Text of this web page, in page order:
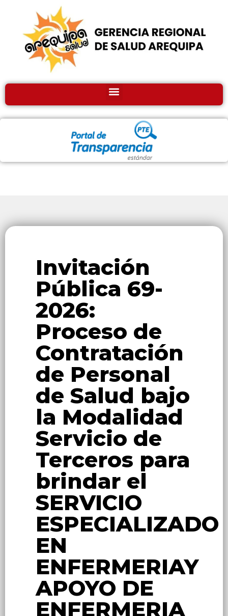
Invitación
Pública 69-
2026:
Proceso de
Contratación
de Personal
de Salud bajo
la Modalidad
Servicio de
Terceros para
brindar el
SERVICIO
ESPECIALIZADO
EN
ENFERMERIAY
APOYO DE
ENFERMERIA